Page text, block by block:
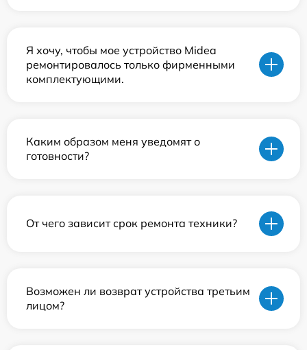
Я хочу, чтобы мое устройство Midea
ремонтировалось только фирменными
комплектующими.
Каким образом меня уведомят о
готовности?
От чего зависит срок ремонта техники?
Возможен ли возврат устройства третьим
лицом?